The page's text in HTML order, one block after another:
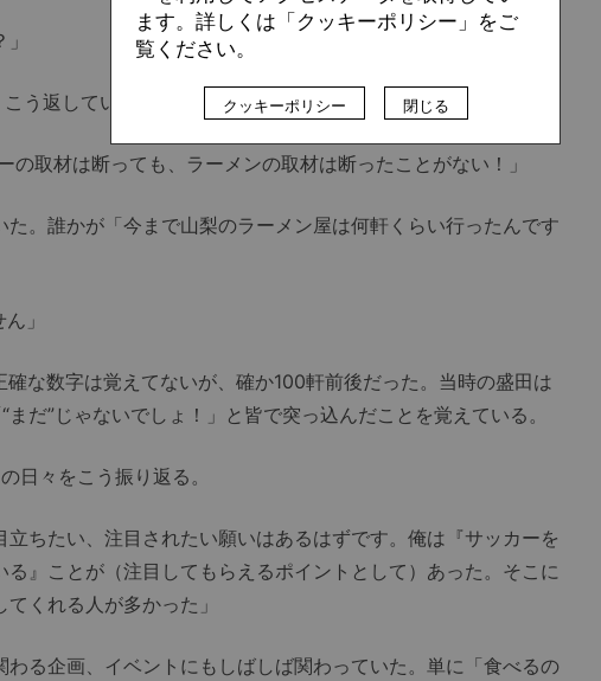
う返していた。
取材は断っても、ラーメンの取材は断ったことがない！」
。誰かが「今まで山梨のラーメン屋は何軒くらい行ったんです
」
な数字は覚えてないが、確か100軒前後だった。当時の盛田は
だ”じゃないでしょ！」と皆で突っ込んだことを覚えている。
日々をこう振り返る。
ちたい、注目されたい願いはあるはずです。俺は『サッカーを
』ことが（注目してもらえるポイントとして）あった。そこに
くれる人が多かった」
る企画、イベントにもしばしば関わっていた。単に「食べるの
ます。詳しくは「クッキーポリシー」をご
覧ください。
クッキーポリシー 閉じる